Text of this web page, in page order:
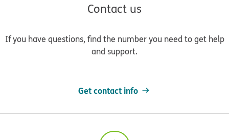
Contact us
If you have questions, find the number you need to get help
and support.
Get contact info